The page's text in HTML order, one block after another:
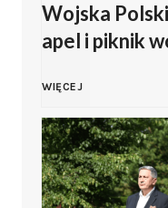
k
i
e
g
s
ń
s
Wojska
apel i piknik
WIĘCEJK
o
l